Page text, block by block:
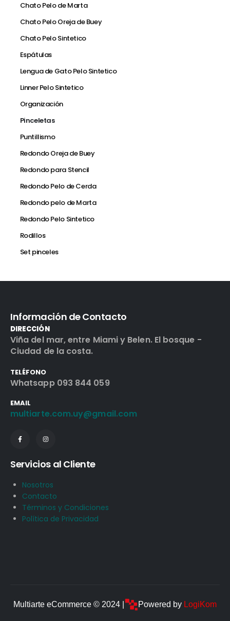
Chato Pelo de Marta
Chato Pelo Oreja de Buey
Chato Pelo Sintetico
Espátulas
Lengua de Gato Pelo Sintetico
Linner Pelo Sintetico
Organización
Pinceletas
Puntillismo
Redondo Oreja de Buey
Redondo para Stencil
Redondo Pelo de Cerda
Redondo pelo de Marta
Redondo Pelo Sintetico
Rodillos
Set pinceles
Información de Contacto
DIRECCIÓN
Viña del mar, entre Miami y Belen. El bosque -
Ciudad de la costa.
TELÉFONO
Whatsapp 093 844 059
EMAIL
multiarte.com.uy@gmail.com
Servicios al Cliente
Nosotros
Contacto
Términos y Condiciones
Política de Privacidad
Multiarte eCommerce © 2024 | Powered by LogiKom